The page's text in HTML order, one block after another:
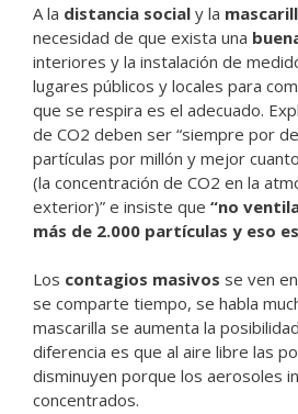
A la distancia social y la
necesidad de que exista una
interiores y la instalación de
lugares públicos y locales para
que se respira es el adecuado.
de CO2 deben ser “siempre por
partículas por millón y mejor
(la concentración de CO2 en la
exterior)” e insiste que “no
más de 2.000 partículas y eso
Los contagios masivos se ven
se comparte tiempo, se habla
mascarilla se aumenta la
diferencia es que al aire libre las
disminuyen porque los aerosoles
concentrados.